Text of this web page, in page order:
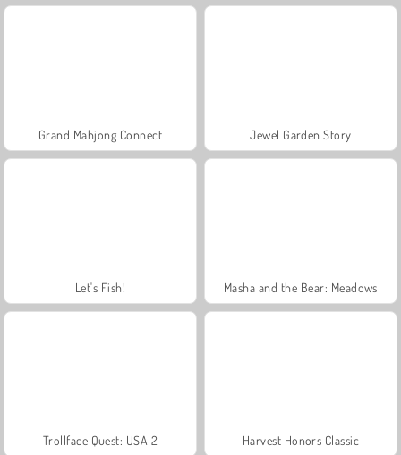
Grand Mahjong Connect Jewel Garden Story
Let's Fish! Masha and the Bear: Meadows
Trollface Quest: USA 2 Harvest Honors Classic